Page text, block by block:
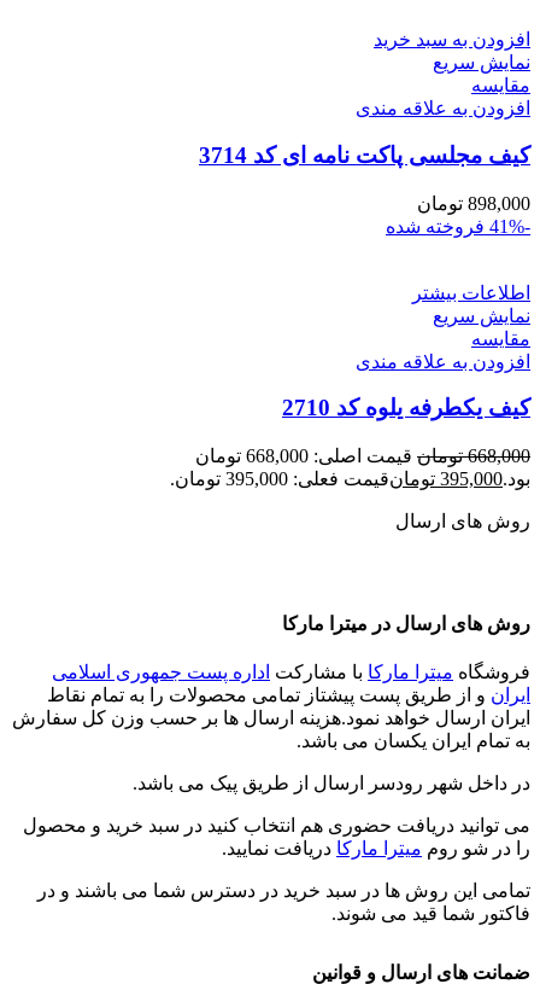
افزودن به سبد خرید
نمایش سریع
مقايسه
افزودن به علاقه مندی
کیف مجلسی پاکت نامه ای کد 3714
898,000 تومان
-41%
فروخته شده
اطلاعات بیشتر
نمایش سریع
مقايسه
افزودن به علاقه مندی
کیف یکطرفه یلوه کد 2710
668,000 تومان
قیمت اصلی: 668,000 تومان
بود.395,000 تومانقیمت فعلی: 395,000 تومان.
روش های ارسال
روش های ارسال در میترا مارکا
فروشگاه میترا مارکا با مشارکت اداره پست جمهوری اسلامی
ایران و از طریق پست پیشتاز تمامی محصولات را به تمام نقاط
ایران ارسال خواهد نمود.هزینه ارسال ها بر حسب وزن کل سفارش
به تمام ایران یکسان می باشد.
در داخل شهر رودسر ارسال از طریق پیک می باشد.
می توانید دریافت حضوری هم انتخاب کنید در سبد خرید و محصول
را در شو روم میترا مارکا دریافت نمایید.
تمامی این روش ها در سبد خرید در دسترس شما می باشند و در
فاکتور شما قید می شوند.
ضمانت های ارسال و قوانین